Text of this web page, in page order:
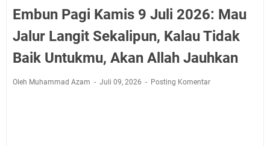
Embun Pagi Jumat 8 Agustus 2026: Jika Keberkahan
Kelaparan Meskipun Memiliki Sekarung Penuh Uang
Salat Lima Waktu itu Bukan Cuma Kewajiban, Tapi
Jadwal Salat Wilayah Kuningan Jumat 7 Agustus 2026
Embun Pagi Kamis 9 Juli 2026: Mau
Jalur Langit Sekalipun, Kalau Tidak
Baik Untukmu, Akan Allah Jauhkan
Oleh Muhammad Azam Juli 09, 2026 Posting Komentar